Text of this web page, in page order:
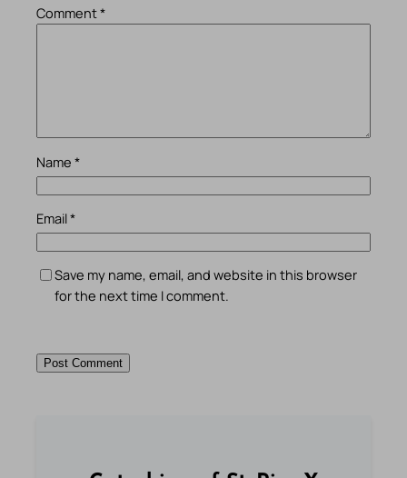
Comment*
Name *
Email*
Save my name, email, and website in this browser
for the next time I comment.